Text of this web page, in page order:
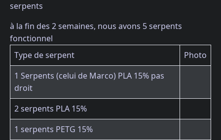
serpents
à la fin des 2 semaines, nous avons 5 serpents
fonctionnel
Type de serpent
Photo
1 Serpents (celui de Marco) PLA 15% pas
droit
2 serpents PLA 15%
1 serpents PETG 15%